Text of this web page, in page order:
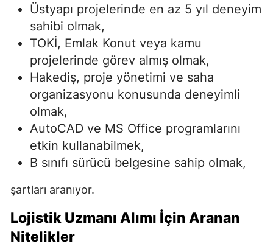
Üstyapı projelerinde en az 5 yıl deneyim
sahibi olmak,
TOKİ, Emlak Konut veya kamu
projelerinde görev almış olmak,
Hakediş, proje yönetimi ve saha
organizasyonu konusunda deneyimli
olmak,
AutoCAD ve MS Office programlarını
etkin kullanabilmek,
B sınıfı sürücü belgesine sahip olmak,
şartları aranıyor.
Lojistik Uzmanı Alımı İçin Aranan
Nitelikler